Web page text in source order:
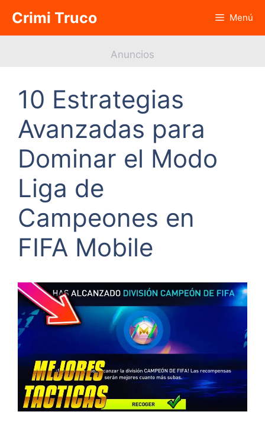
contenido
Crimi Truco Menú
Anuncios
10 Estrategias
Avanzadas para
Dominar el Modo
Liga de
Campeones en
FIFA Mobile